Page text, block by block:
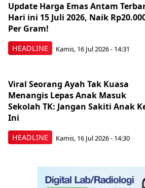
HEADLINE
Update Harga Emas Antam
Hari ini 15 Juli 2026, Naik
Per Gram!
Kamis, 16 Jul 2026 - 14:31
HEADLINE
Viral Seorang Ayah Tak Kuasa
Menangis Lepas Anak Masuk
Sekolah TK: Jangan Sakiti Anak
Ini
Kamis, 16 Jul 2026 - 14:30